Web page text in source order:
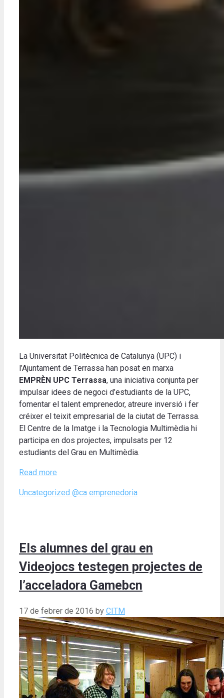
La Universitat Politècnica de Catalunya (UPC) i
l’Ajuntament de Terrassa han posat en marxa
EMPRÈN UPC Terrassa, una iniciativa conjunta per
impulsar idees de negoci d’estudiants de la UPC,
fomentar el talent emprenedor, atreure inversió i fer
créixer el teixit empresarial de la ciutat de Terrassa.
El Centre de la Imatge i la Tecnologia Multimèdia hi
participa en dos projectes, impulsats per 12
estudiants del Grau en Multimèdia.
Read more
Categories
Uncategorized @ca Tags
emprenedoria
Els alumnes del grau en
Videojocs testegen projectes de
l’acceladora Gamebcn
17 de febrer de 2016 by CITM